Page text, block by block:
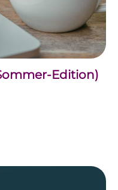
Edition)